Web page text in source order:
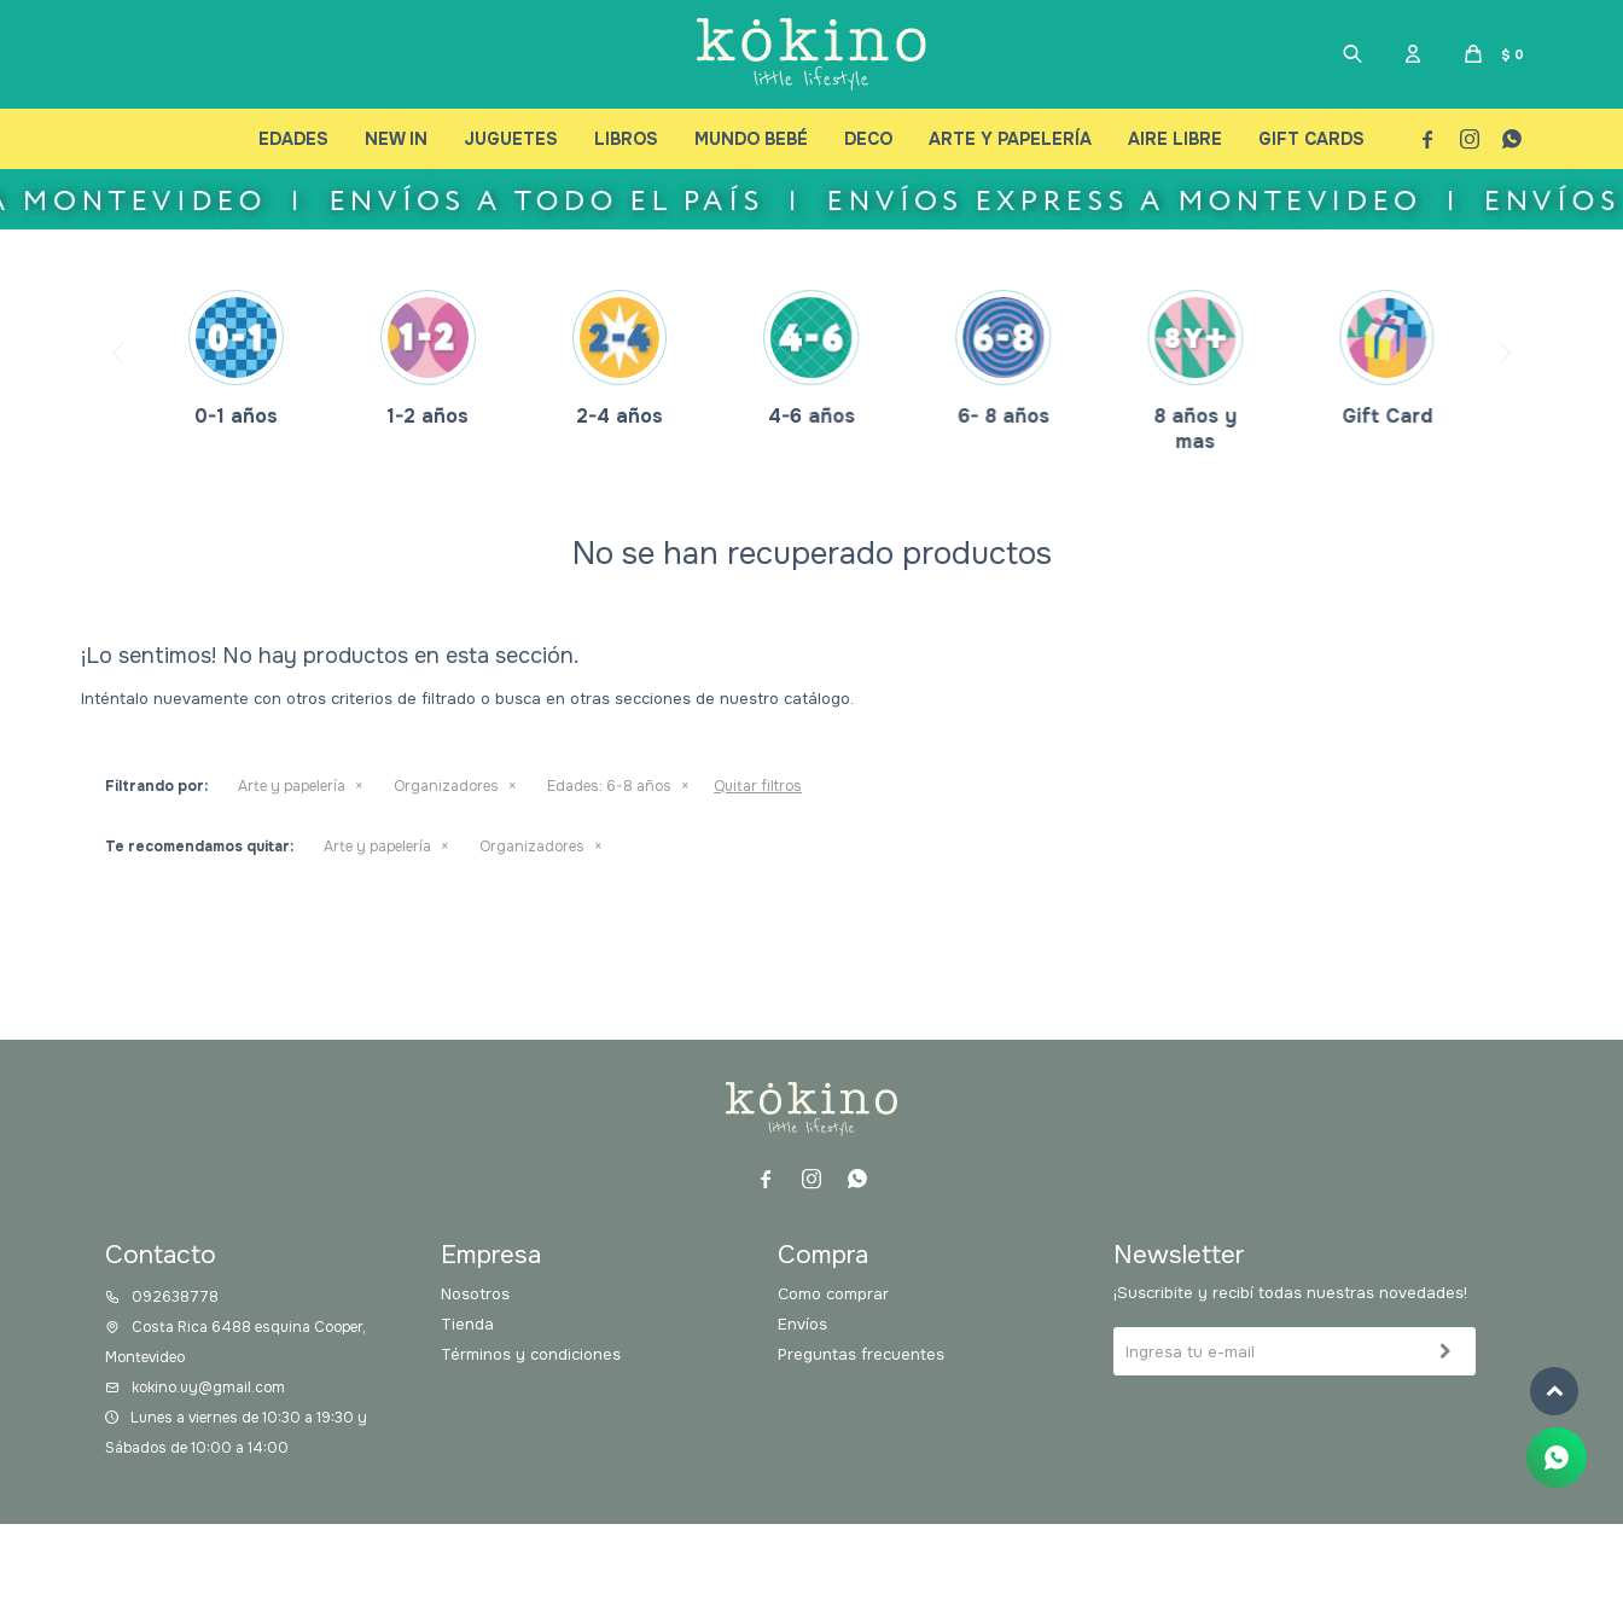
EDADES NEW IN JUGUETES LIBROS MUNDO BEBÉ DECO ARTE Y PAPELERÍA AIRE LIBRE GIFT CARDS
$ 0
  
0-1 años 1-2 años 2-4 años 4-6 años 6- 8 años
8 años y
mas
Gift Card
No se han recuperado productos
¡Lo sentimos! No hay productos en esta sección.
Inténtalo nuevamente con otros criterios de filtrado o busca en otras secciones de nuestro catálogo.
Filtrando por: Arte y papelería Organizadores Edades: 6-8 años Quitar filtros
Te recomendamos quitar: Arte y papelería Organizadores
  
Contacto
092638778
Costa Rica 6488 esquina Cooper,
Montevideo
kokino.uy@gmail.com
Lunes a viernes de 10:30 a 19:30 y
Sábados de 10:00 a 14:00
Empresa
Nosotros
Tienda
Términos y condiciones
Compra
Como comprar
Envíos
Preguntas frecuentes
Newsletter
¡Suscribite y recibí todas nuestras novedades!